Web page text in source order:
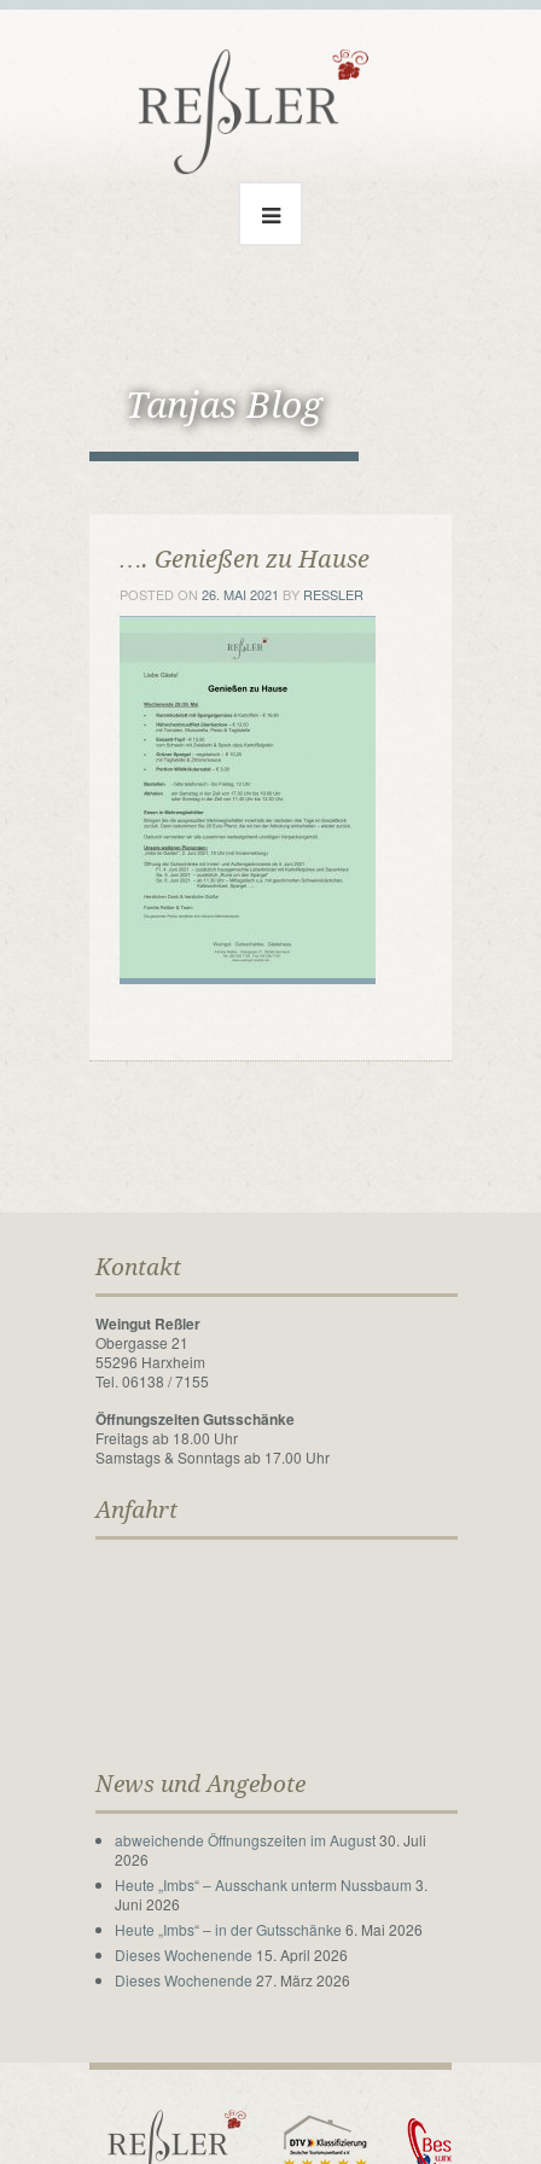
Tanjas Blog
…. Genießen zu Hause
POSTED ON 26. MAI 2021 BY RESSLER
Kontakt
Weingut Reßler
Obergasse 21
55296 Harxheim
Tel. 06138 / 7155
Öffnungszeiten Gutsschänke
Freitags ab 18.00 Uhr
Samstags & Sonntags ab 17.00 Uhr
Anfahrt
News und Angebote
abweichende Öffnungszeiten im August 30. Juli
2026
Heute „Imbs“ – Ausschank unterm Nussbaum 3.
Juni 2026
Heute „Imbs“ – in der Gutsschänke 6. Mai 2026
Dieses Wochenende 15. April 2026
Dieses Wochenende 27. März 2026